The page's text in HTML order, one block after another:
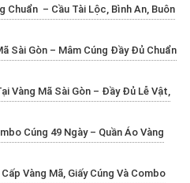
Chuẩn – Cầu Tài Lộc, Bình An, Buôn
Sài Gòn – Mâm Cúng Đầy Đủ Chuẩn
Vàng Mã Sài Gòn – Đầy Đủ Lễ Vật,
Cúng 49 Ngày – Quần Áo Vàng
Vàng Mã, Giấy Cúng Và Combo